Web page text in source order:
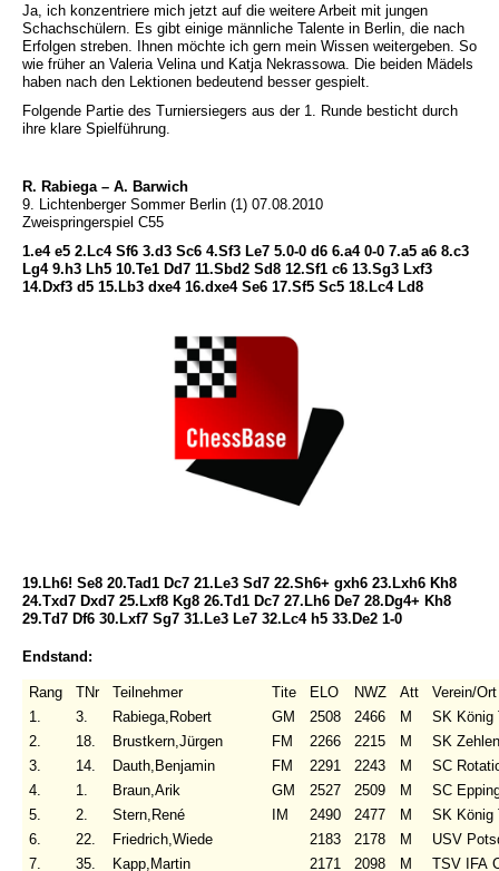
Ja, ich konzentriere mich jetzt auf die weitere Arbeit mit jungen
Schachschülern. Es gibt einige männliche Talente in Berlin, die nach
Erfolgen streben. Ihnen möchte ich gern mein Wissen weitergeben. So
wie früher an Valeria Velina und Katja Nekrassowa. Die beiden Mädels
haben nach den Lektionen bedeutend besser gespielt.
Folgende Partie des Turniersiegers aus der 1. Runde besticht durch
ihre klare Spielführung.
R. Rabiega – A. Barwich
9. Lichtenberger Sommer Berlin (1) 07.08.2010
Zweispringerspiel C55
1.e4 e5 2.Lc4 Sf6 3.d3 Sc6 4.Sf3 Le7 5.0-0 d6 6.a4 0-0 7.a5 a6 8.c3
Lg4 9.h3 Lh5 10.Te1 Dd7 11.Sbd2 Sd8 12.Sf1 c6 13.Sg3 Lxf3
14.Dxf3 d5 15.Lb3 dxe4 16.dxe4 Se6 17.Sf5 Sc5 18.Lc4 Ld8
19.Lh6! Se8 20.Tad1 Dc7 21.Le3 Sd7 22.Sh6+ gxh6 23.Lxh6 Kh8
24.Txd7 Dxd7 25.Lxf8 Kg8 26.Td1 Dc7 27.Lh6 De7 28.Dg4+ Kh8
29.Td7 Df6 30.Lxf7 Sg7 31.Le3 Le7 32.Lc4 h5 33.De2 1-0
Endstand:
Rang TNr Teilnehmer Tite ELO NWZ Att
Verein/Ort
1.
3. Rabiega,Robert GM 2508 2466 M
SK König
2.
18. Brustkern,Jürgen FM 2266 2215 M
SK
3.
14. Dauth,Benjamin FM 2291 2243 M
SC
4.
1. Braun,Arik GM 2527 2509 M
SC
5.
2. Stern,René IM 2490 2477 M
SK König
6.
22. Friedrich,Wiede 2183 2178 M
USV
7.
35. Kapp,Martin 2171 2098 M TSV IFA